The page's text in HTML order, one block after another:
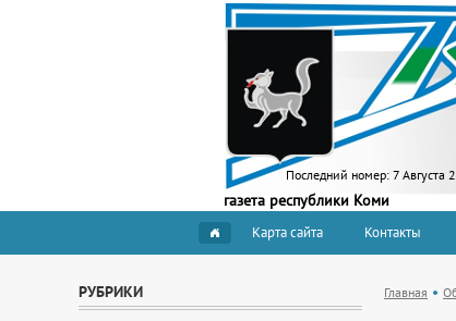
Последний номер: 7 Августа
газета республики Коми
Карта сайта Контакты
РУБРИКИ Главная